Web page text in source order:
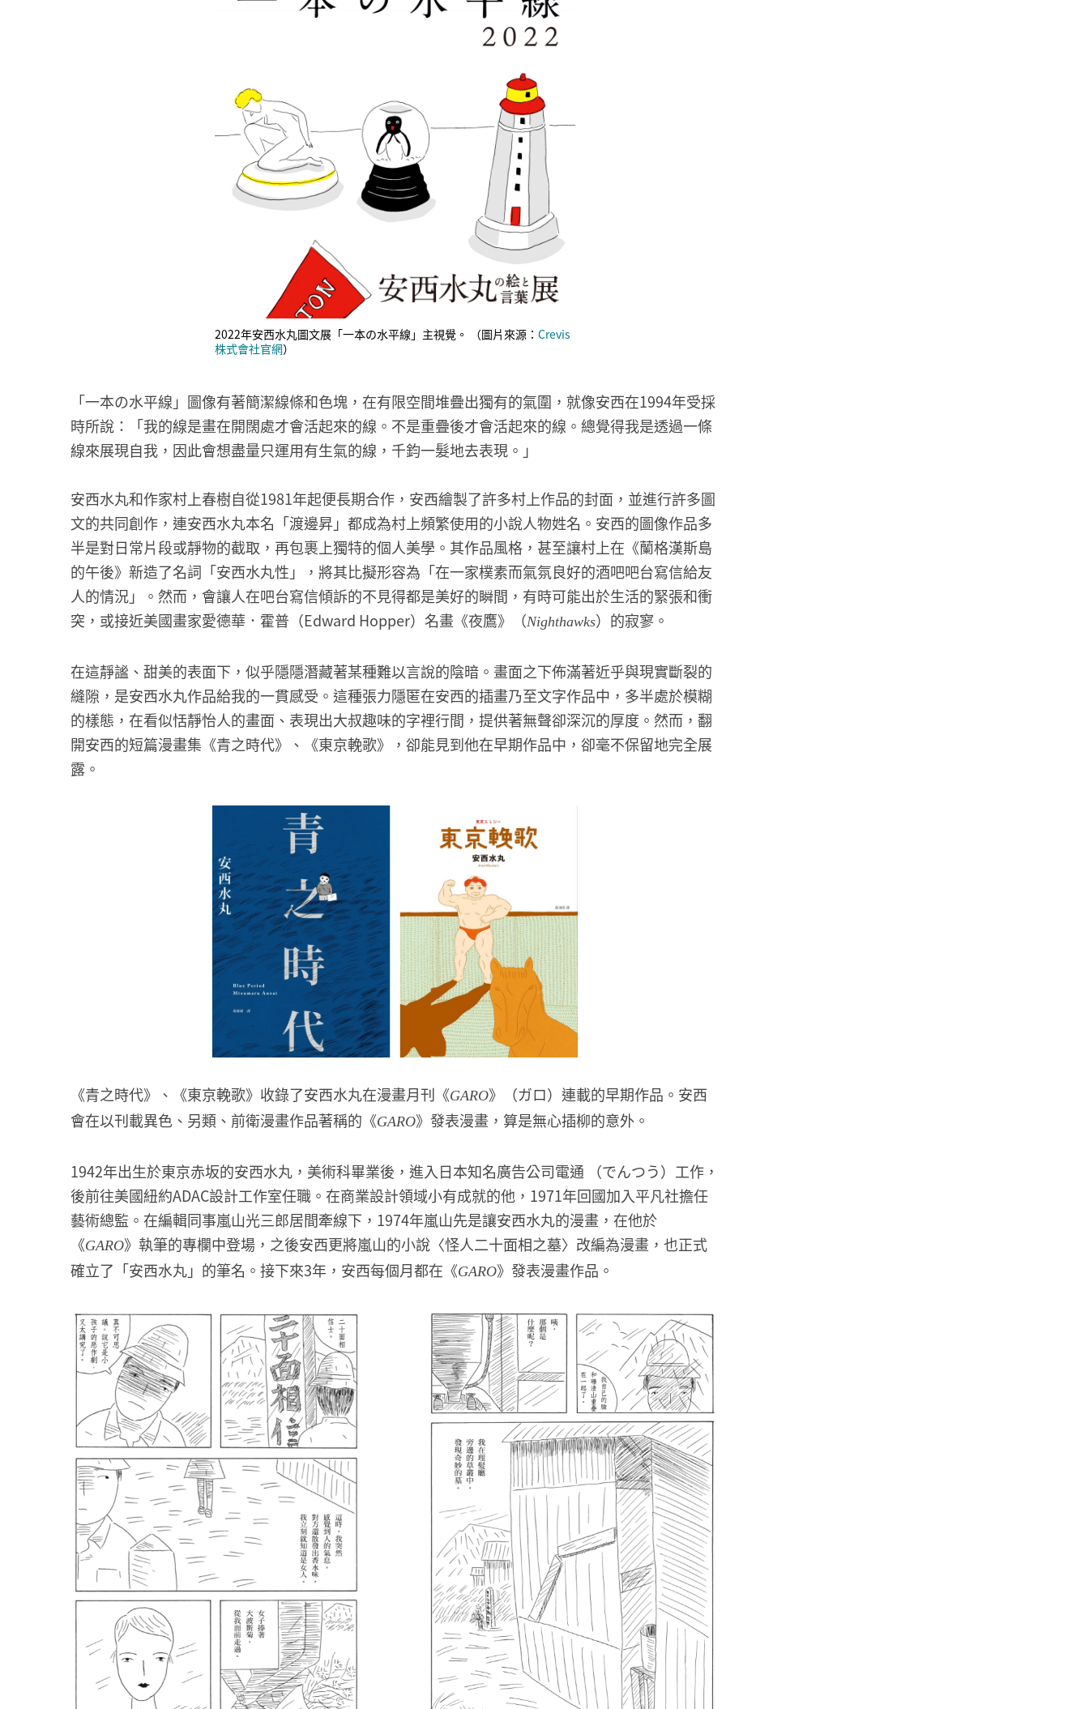
2022年安西水丸圖文展「一本の水平線」主視覺。 （圖片來源： Crevis
株式會社官網）
「一本の水平線」圖像有著簡潔線條和色塊，在有限空間堆疊出獨有的氣圍，就像安西在1994年受採
時所說：「我的線是畫在開闊處才會活起來的線。不是重疊後才會活起來的線。總覺得我是透過一條
線來展現自我，因此會想盡量只運用有生氣的線，千鈞一髮地去表現。」
安西水丸和作家村上春樹自從1981年起便長期合作，安西繪製了許多村上作品的封面，並進行許多圖
文的共同創作，連安西水丸本名「渡邊昇」都成為村上頻繁使用的小說人物姓名。安西的圖像作品多
半是對日常片段或靜物的截取，再包裹上獨特的個人美學。其作品風格，甚至讓村上在《蘭格漢斯島
的午後》新造了名詞「安西水丸性」，將其比擬形容為「在一家樸素而氣氛良好的酒吧吧台寫信給友
人的情況」。然而，會讓人在吧台寫信傾訴的不見得都是美好的瞬間，有時可能出於生活的緊張和衝
突，或接近美國畫家愛德華．霍普（Edward Hopper）名畫《夜鷹》（Nighthawks）的寂寥。
在這靜謐、甜美的表面下，似乎隱隱潛藏著某種難以言說的陰暗。畫面之下佈滿著近乎與現實斷裂的
縫隙，是安西水丸作品給我的一貫感受。這種張力隱匿在安西的插畫乃至文字作品中，多半處於模糊
的樣態，在看似恬靜怡人的畫面、表現出大叔趣味的字裡行間，提供著無聲卻深沉的厚度。然而，翻
開安西的短篇漫畫集《青之時代》、《東京輓歌》，卻能見到他在早期作品中，卻毫不保留地完全展
露。
《青之時代》、《東京輓歌》收錄了安西水丸在漫畫月刊《GARO》（ガロ）連載的早期作品。安西
會在以刊載異色、另類、前衛漫畫作品著稱的《GARO》發表漫畫，算是無心插柳的意外。
1942年出生於東京赤坂的安西水丸，美術科畢業後，進入日本知名廣告公司電通 （でんつう）工作，
後前往美國紐約ADAC設計工作室任職。在商業設計領域小有成就的他，1971年回國加入平凡社擔任
藝術總監。在編輯同事嵐山光三郎居間牽線下，1974年嵐山先是讓安西水丸的漫畫，在他於
《GARO》執筆的專欄中登場，之後安西更將嵐山的小說〈怪人二十面相之墓〉改編為漫畫，也正式
確立了「安西水丸」的筆名。接下來3年，安西每個月都在《GARO》發表漫畫作品。